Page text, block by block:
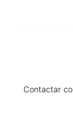
Contactar